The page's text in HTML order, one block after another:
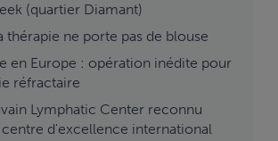
(quartier Diamant)
thérapie ne porte pas de blouse
en Europe : opération inédite pour
réfractaire
Lymphatic Center reconnu
d'excellence international